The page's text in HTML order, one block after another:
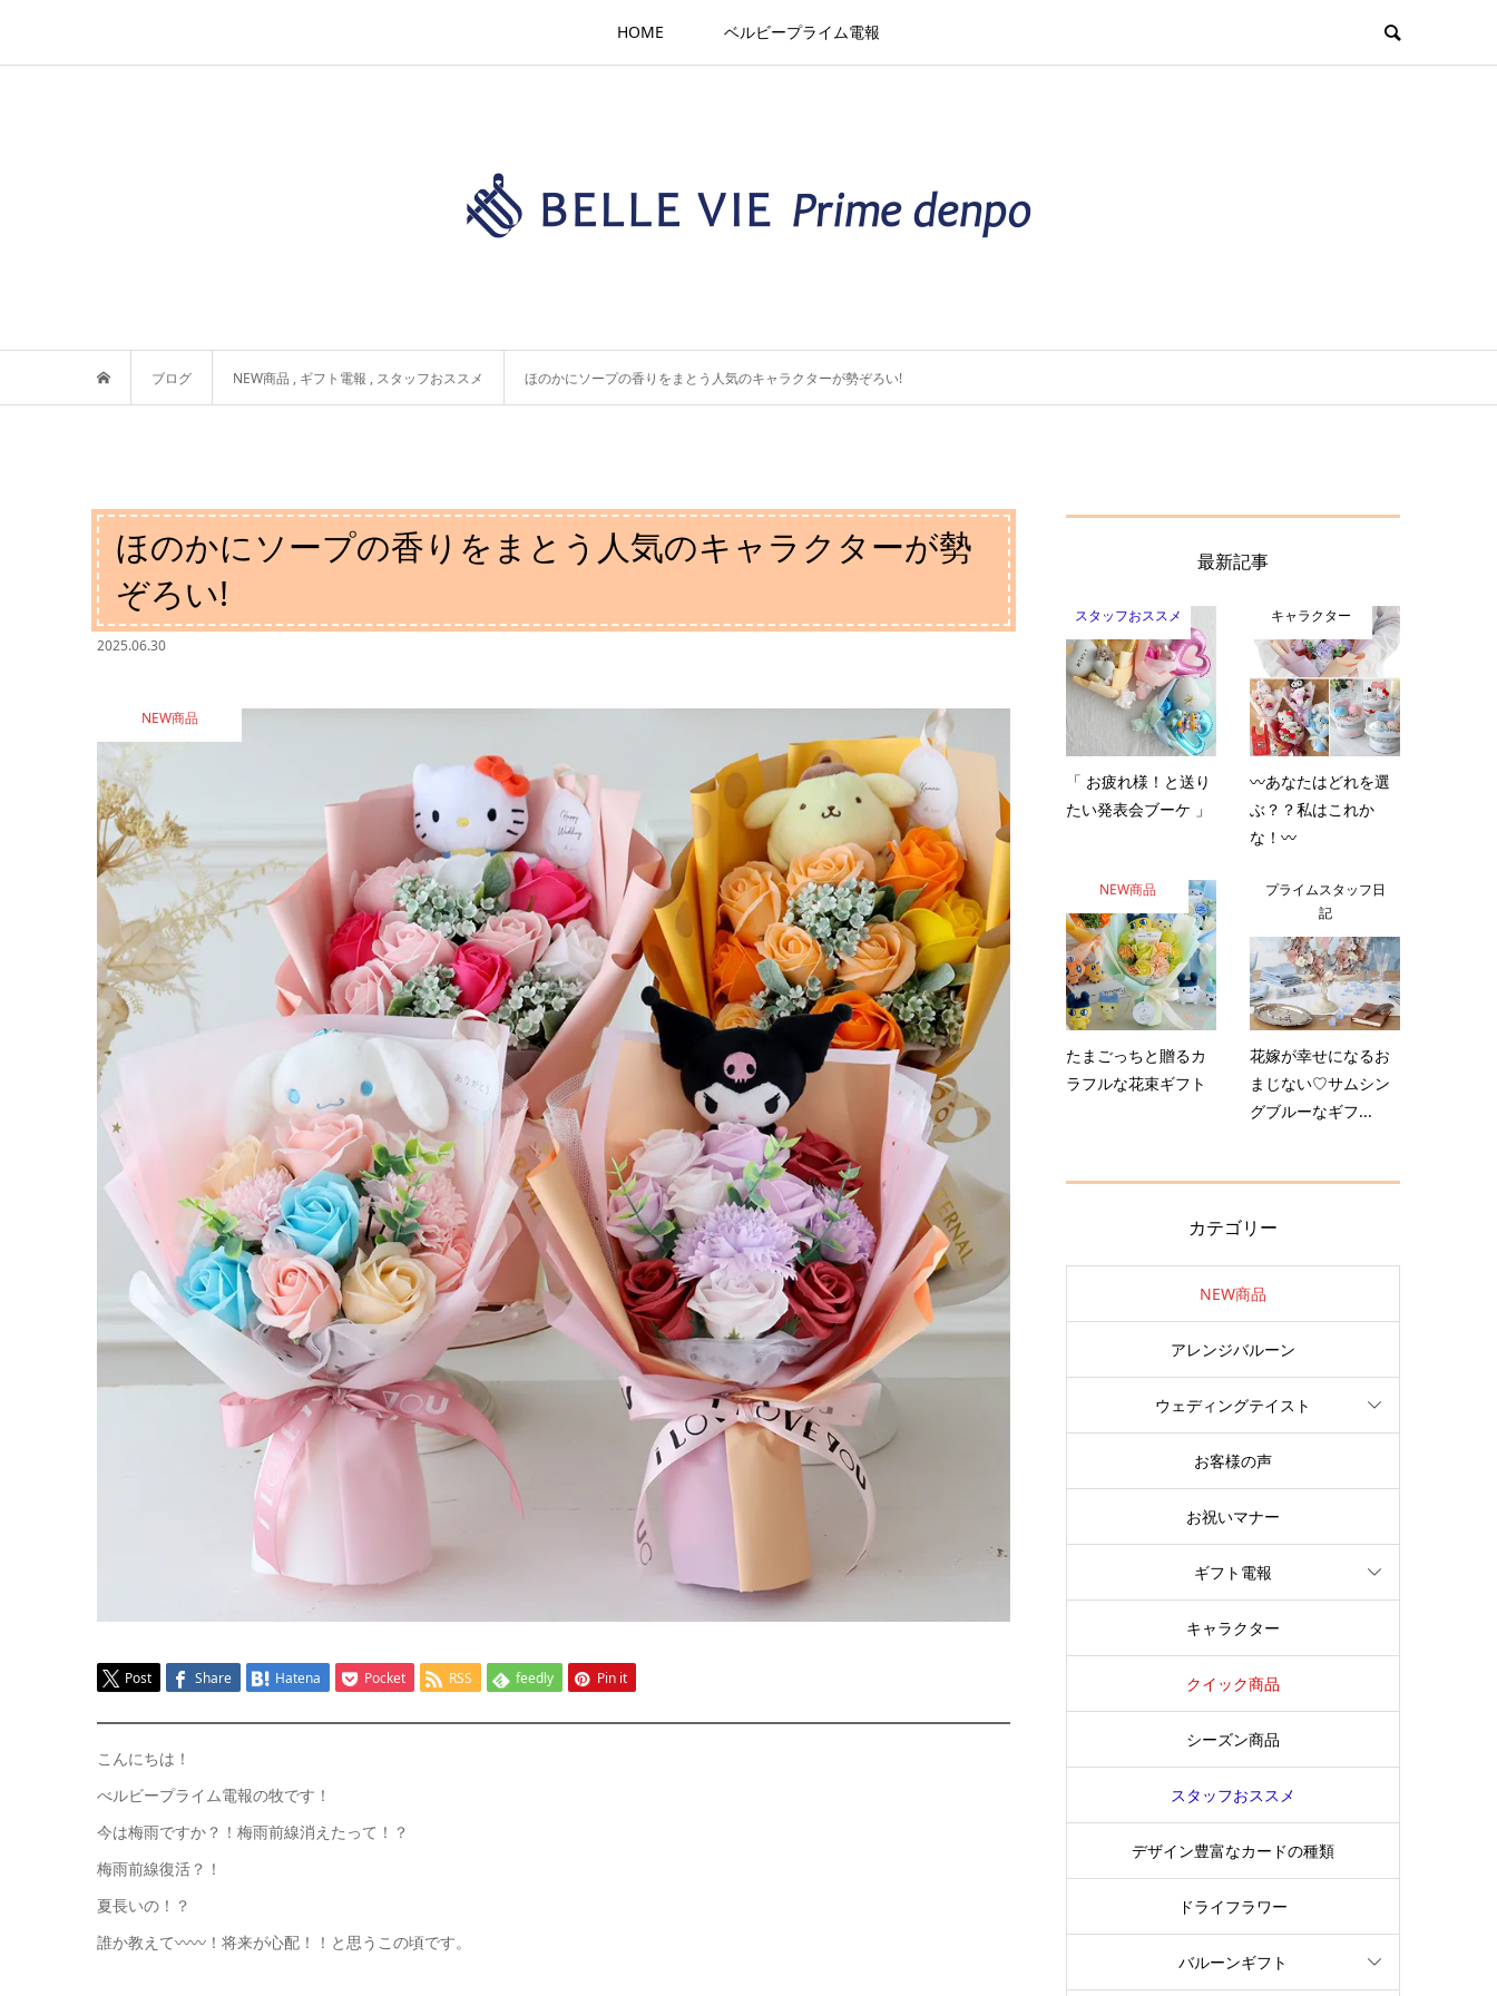
HOME ベルビープライム電報
ブログ NEW商品 , ギフト電報 , スタッフおススメ ほのかにソープの香りをまとう人気のキャラクターが勢ぞろい!
ほのかにソープの香りをまとう人気のキャラクターが勢
ぞろい!
2025.06.30
NEW商品
Post Share Hatena Pocket RSS feedly Pin it
こんにちは！
べルビープライム電報の牧です！
今は梅雨ですか？！梅雨前線消えたって！？
梅雨前線復活？！
夏長いの！？
誰か教えて〰️〰️！将来が心配！！と思うこの頃です。
最新記事
スタッフおススメ
「 お疲れ様！と送り
たい発表会ブーケ 」
キャラクター
〰️あなたはどれを選
ぶ？？私はこれか
な！〰️
NEW商品
たまごっちと贈るカ
ラフルな花束ギフト
プライムスタッフ日
記
花嫁が幸せになるお
まじない♡サムシン
グブルーなギフ...
カテゴリー
NEW商品
アレンジバルーン
ウェディングテイスト
お客様の声
お祝いマナー
ギフト電報
キャラクター
クイック商品
シーズン商品
スタッフおススメ
デザイン豊富なカードの種類
ドライフラワー
バルーンギフト